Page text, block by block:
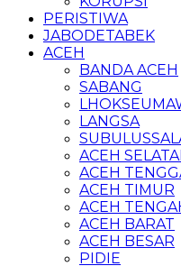
PERISTIWA
JABODETABEK
ACEH
BANDA ACEH
SABANG
LANGSA
ACEH
ACEH
ACEH TIMUR
ACEH
ACEH BARAT
ACEH BESAR
PIDIE